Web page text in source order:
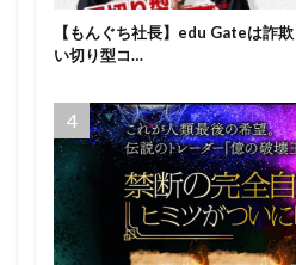
【もんぐち社長】edu Gateは詐
い切り型コ…